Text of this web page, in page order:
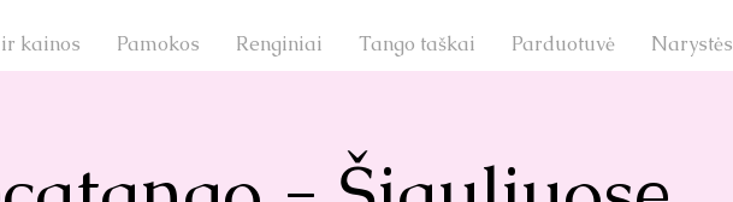
kainos Pamokos Renginiai Tango taškai Parduotuvė Narystės